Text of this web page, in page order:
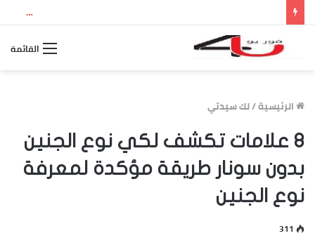
نتيجة الثانوية العامة 2026 بالاسم ورقم الجلوس.. استعلم الآن عن درجاتك والمجموع الكلي
القائمة
الرئيسية/لك سيدتي
8 علامات تكشف لكي نوع الجنين
بدون سونار طريقة مؤكدة لمعرفة
نوع الجنين
311